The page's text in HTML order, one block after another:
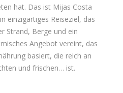
hat. Das ist Mijas Costa
einzigartiges Reiseziel, das
Strand, Berge und ein
Angebot vereint, das
basiert, die reich an
und frischen… ist.